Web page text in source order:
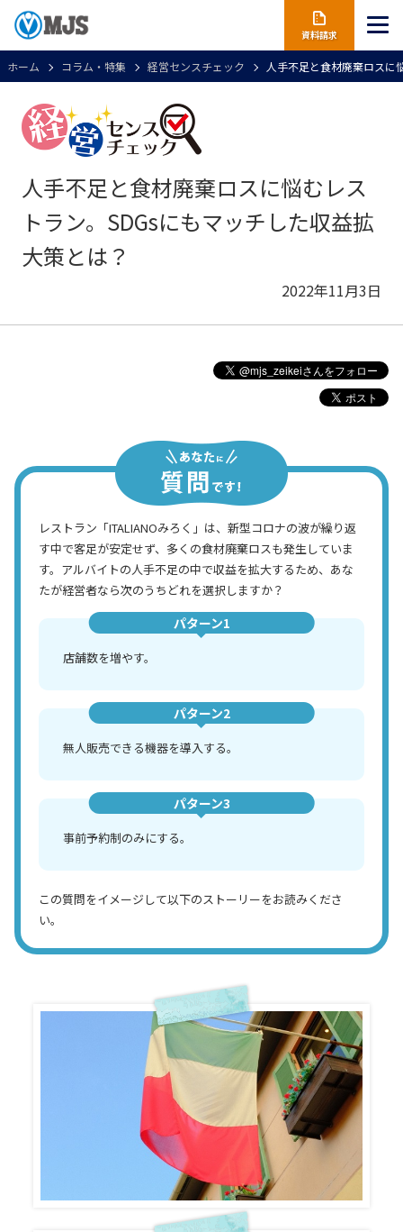
資料請求
ホーム コラム・特集 経営センスチェック 人手不足と食材廃棄ロスに
人手不足と食材廃棄ロスに悩むレス
トラン。SDGsにもマッチした収益拡
大策とは？
2022年11月3日
レストラン「ITALIANOみろく」は、新型コロナの波が繰り返
す中で客足が安定せず、多くの食材廃棄ロスも発生していま
す。アルバイトの人手不足の中で収益を拡大するため、あな
たが経営者なら次のうちどれを選択しますか？
パターン1
店舗数を増やす。
パターン2
無人販売できる機器を導入する。
パターン3
事前予約制のみにする。
この質問をイメージして以下のストーリーをお読みくださ
い。